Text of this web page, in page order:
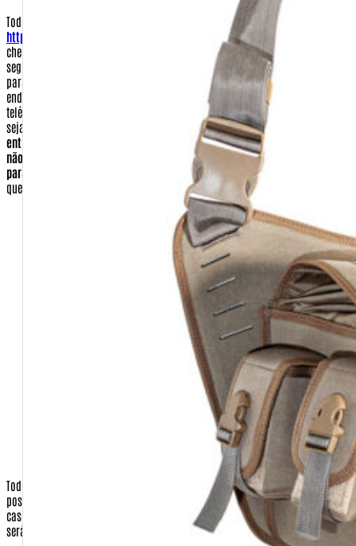
Todas as informações coletadas durante o processo de compra no site
http://www.warfare.com.br
serão utilizadas para que a sua encomenda
chegue até você no menor prazo de tempo possível e com o máximo de
segurança. Certifique-se de preencher os ddos de seu endereço corretamente
para que a empresa contratada para a entrega consiga localizar o seu
endereço. Caso por falha de endereço a Empresa Brasileira de Correios e
telégrafos não encontre seu endereço, será cobrado novo frete para que
seja reenviado.
Entenda que a empresa CORREIOS não é responsável pela
entrega novamente de forma gratuita e não o fará. Por esse motivo e para
não ter um custo a mais, certifique-se de que seu endereço esta correto
para a entrega.
Dados que você deve preencher que serão essenciais para
que o comprador seja identificado.
Pessoa Física ou Jurídica
Senha (você escolherá no ato de se cadastrar)
Todos os dados de endereçamento são utilizados apenas para que
possamos enviar os produtos requisitados pelo cliente, ou a nota fiscal, em
caso de presente para terceiros.
Nenhuma correspondência promocional
será enviada sem o consentimento do cliente.